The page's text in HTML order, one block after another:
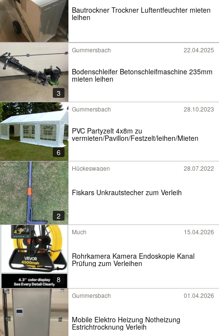
Bautrockner Trockner Luftentfeuchter mieten
leihen
3
Gummersbach 22.04.2025
Bodenschleifer Betonschleifmaschine 235mm
mieten leihen
6
Gummersbach 28.10.2023
PVC Partyzelt 4x8m zu
vermieten/Pavillon/Festzelt/leihen/Mieten
2
Hückeswagen 28.07.2022
Fiskars Unkrautstecher zum Verleih
8
Much 15.04.2026
Rohrkamera Kamera Endoskopie Kanal
Prüfung zum Verleihen
Gummersbach 01.04.2026
Mobile Elektro Heizung Notheizung
Estrichtrocknung Verleih